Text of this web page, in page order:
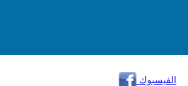
الفيسبوك